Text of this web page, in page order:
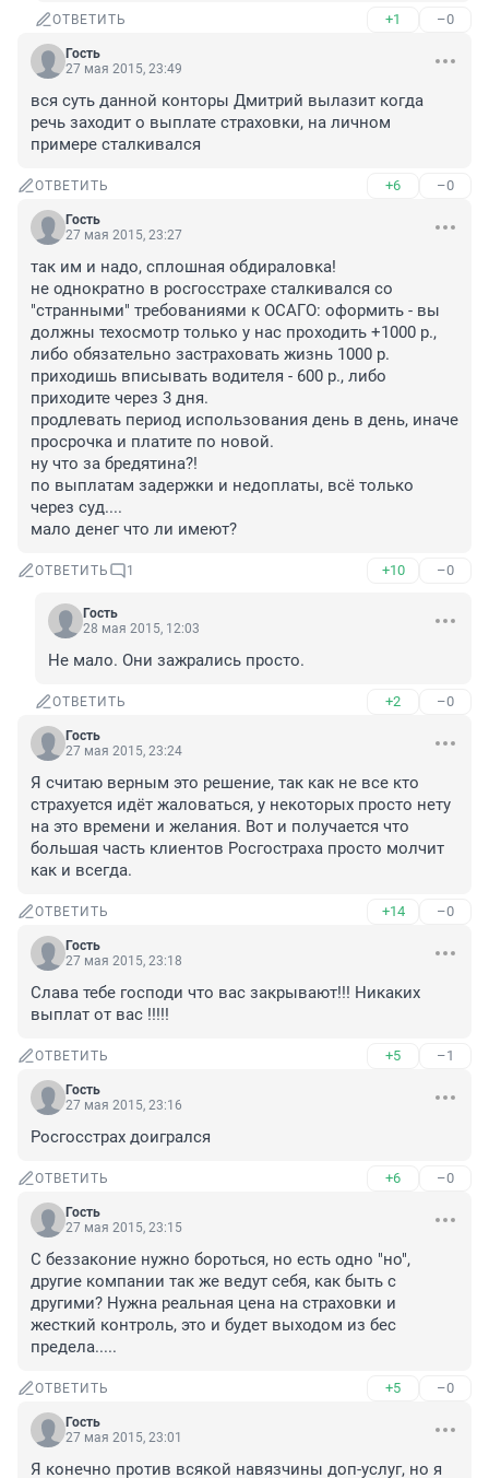
ОТВЕТИТЬ +1 –0
Гость
27 мая 2015, 23:49
вся суть данной конторы Дмитрий вылазит когда
речь заходит о выплате страховки, на личном
примере сталкивался
ОТВЕТИТЬ +6 –0
Гость
27 мая 2015, 23:27
так им и надо, сплошная обдираловка!
не однократно в росгосстрахе сталкивался со
"странными" требованиями к ОСАГО: оформить - вы
должны техосмотр только у нас проходить +1000 р.,
либо обязательно застраховать жизнь 1000 р.
приходишь вписывать водителя - 600 р., либо
приходите через 3 дня.
продлевать период использования день в день, иначе
просрочка и платите по новой.
ну что за бредятина?!
по выплатам задержки и недоплаты, всё только
через суд....
мало денег что ли имеют?
ОТВЕТИТЬ 1 +10 –0
Гость
28 мая 2015, 12:03
Не мало. Они зажрались просто.
ОТВЕТИТЬ +2 –0
Гость
27 мая 2015, 23:24
Я считаю верным это решение, так как не все кто
страхуется идёт жаловаться, у некоторых просто нету
на это времени и желания. Вот и получается что
большая часть клиентов Росгостраха просто молчит
как и всегда.
ОТВЕТИТЬ +14 –0
Гость
27 мая 2015, 23:18
Слава тебе господи что вас закрывают!!! Никаких
выплат от вас !!!!!
ОТВЕТИТЬ +5 –1
Гость
27 мая 2015, 23:16
Росгосстрах доигрался
ОТВЕТИТЬ +6 –0
Гость
27 мая 2015, 23:15
С беззаконие нужно бороться, но есть одно "но",
другие компании так же ведут себя, как быть с
другими? Нужна реальная цена на страховки и
жесткий контроль, это и будет выходом из бес
предела.....
ОТВЕТИТЬ +5 –0
Гость
27 мая 2015, 23:01
Я конечно против всякой навязчины доп-услуг, но я